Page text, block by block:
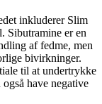
inkluderer Slim
Sibutramine er en
af fedme, men
bivirkninger.
til at undertrykke
have negative